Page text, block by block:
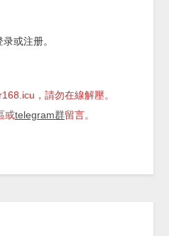
或注册。
，請勿在線解壓。
或telegram群留言。